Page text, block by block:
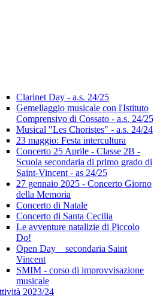
Clarinet Day - a.s. 24/25
Gemellaggio musicale con l'Istituto
Comprensivo di Cossato - a.s. 24/25
Musical "Les Choristes" - a.s. 24/24
23 maggio: Festa intercultura
Concerto 25 Aprile - Classe 2B -
Scuola secondaria di primo grado di
Saint-Vincent - as 24/25
27 gennaio 2025 - Concerto Giorno
della Memoria
Concerto di Natale
Concerto di Santa Cecilia
Le avventure natalizie di Piccolo
Do!
Open Day _ secondaria Saint
Vincent
SMIM - corso di improvvisazione
musicale
2023/24